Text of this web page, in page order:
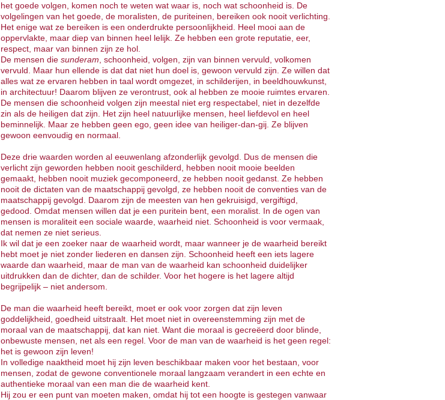
het goede volgen, komen noch te weten wat waar is, noch wat schoonheid is. De
volgelingen van het goede, de moralisten, de puriteinen, bereiken ook nooit verlichting.
Het enige wat ze bereiken is een onderdrukte persoonlijkheid. Heel mooi aan de
oppervlakte, maar diep van binnen heel lelijk. Ze hebben een grote reputatie, eer,
respect, maar van binnen zijn ze hol.
De mensen die sunderam , schoonheid, volgen, zijn van binnen vervuld, volkomen
vervuld. Maar hun ellende is dat dat niet hun doel is, gewoon vervuld zijn. Ze willen dat
alles wat ze ervaren hebben in taal wordt omgezet, in schilderijen, in beeldhouwkunst,
in architectuur! Daarom blijven ze verontrust, ook al hebben ze mooie ruimtes ervaren.
De mensen die schoonheid volgen zijn meestal niet erg respectabel, niet in dezelfde
zin als de heiligen dat zijn. Het zijn heel natuurlijke mensen, heel liefdevol en heel
beminnelijk. Maar ze hebben geen ego, geen idee van heiliger-dan-gij. Ze blijven
gewoon eenvoudig en normaal.
Deze drie waarden worden al eeuwenlang afzonderlijk gevolgd. Dus de mensen die
verlicht zijn geworden hebben nooit geschilderd, hebben nooit mooie beelden
gemaakt, hebben nooit muziek gecomponeerd, ze hebben nooit gedanst. Ze hebben
nooit de dictaten van de maatschappij gevolgd, ze hebben nooit de conventies van de
maatschappij gevolgd. Daarom zijn de meesten van hen gekruisigd, vergiftigd,
gedood. Omdat mensen willen dat je een puritein bent, een moralist. In de ogen van
mensen is moraliteit een sociale waarde, waarheid niet. Schoonheid is voor vermaak,
dat nemen ze niet serieus.
Ik wil dat je een zoeker naar de waarheid wordt, maar wanneer je de waarheid bereikt
hebt moet je niet zonder liederen en dansen zijn. Schoonheid heeft een iets lagere
waarde dan waarheid, maar de man van de waarheid kan schoonheid duidelijker
uitdrukken dan de dichter, dan de schilder. Voor het hogere is het lagere altijd
begrijpelijk – niet andersom.
De man die waarheid heeft bereikt, moet er ook voor zorgen dat zijn leven
goddelijkheid, goedheid uitstraalt. Het moet niet in overeenstemming zijn met de
moraal van de maatschappij, dat kan niet. Want die moraal is gecreëerd door blinde,
onbewuste mensen, net als een regel. Voor de man van de waarheid is het geen regel:
het is gewoon zijn leven!
In volledige naaktheid moet hij zijn leven beschikbaar maken voor het bestaan, voor
mensen, zodat de gewone conventionele moraal langzaam verandert in een echte en
authentieke moraal van een man die de waarheid kent.
Hij zou er een punt van moeten maken, omdat hij tot een hoogte is gestegen vanwaar